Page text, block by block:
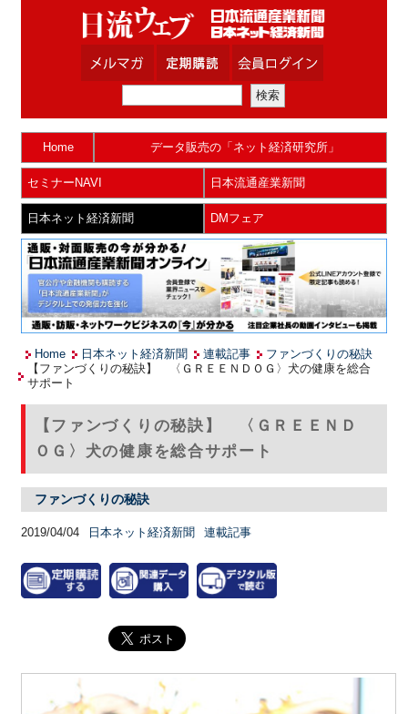
Home データ販売の「ネット経済研究所」
セミナーNAVI 日本流通産業新聞
日本ネット経済新聞 DMフェア
Home 日本ネット経済新聞 連載記事
ファンづくりの秘訣
【ファンづくりの秘訣】 〈ＧＲＥＥＮＤＯＧ〉犬の健康を総合
サポート
【ファンづくりの秘訣】 〈ＧＲＥＥＮＤ
ＯＧ〉犬の健康を総合サポート
ファンづくりの秘訣
2019/04/04 日本ネット経済新聞 連載記事